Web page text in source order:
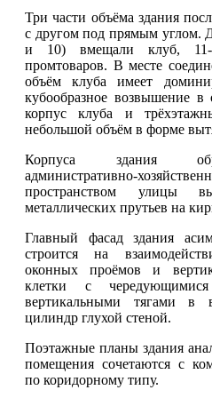
Три части объёма здания
с другом под прямым углом.
и 10) вмещали клуб,
промтоваров. В месте
объём клуба имеет
кубообразное возвышение
корпус клуба и
небольшой объём в форме
Корпуса здания
административно-
пространством улицы
металлических прутьев на
Главный фасад здания
строится на
оконных проёмов и
клетки с
вертикальными тягами в
цилиндр глухой стеной.
Поэтажные планы здания
помещения сочетаются с
по коридорному типу.